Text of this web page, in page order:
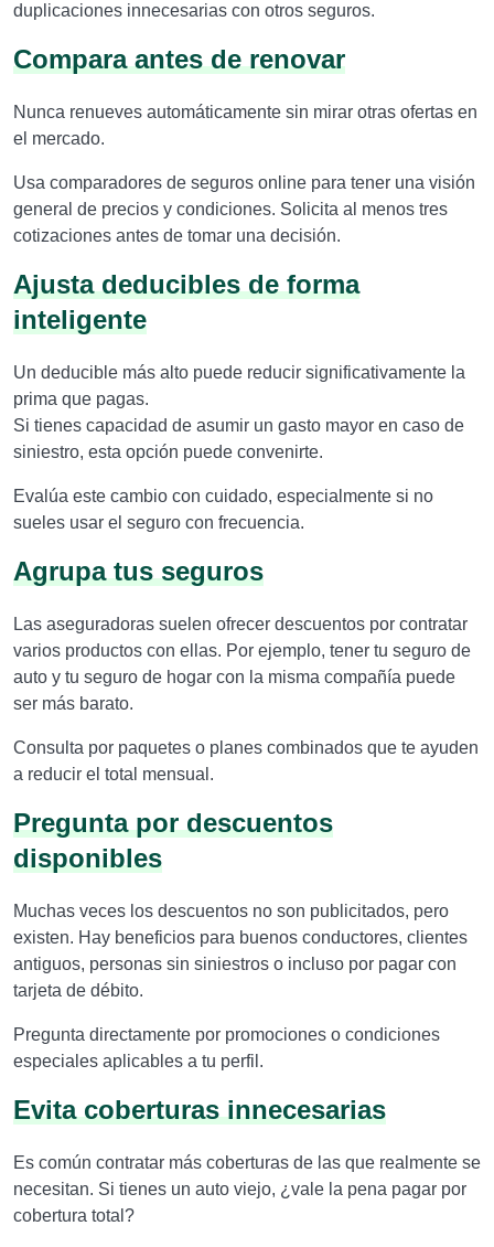
duplicaciones innecesarias con otros seguros.
Compara antes de renovar
Nunca renueves automáticamente sin mirar otras ofertas en
el mercado.
Usa comparadores de seguros online para tener una visión
general de precios y condiciones. Solicita al menos tres
cotizaciones antes de tomar una decisión.
Ajusta deducibles de forma
inteligente
Un deducible más alto puede reducir significativamente la
prima que pagas.
Si tienes capacidad de asumir un gasto mayor en caso de
siniestro, esta opción puede convenirte.
Evalúa este cambio con cuidado, especialmente si no
sueles usar el seguro con frecuencia.
Agrupa tus seguros
Las aseguradoras suelen ofrecer descuentos por contratar
varios productos con ellas. Por ejemplo, tener tu seguro de
auto y tu seguro de hogar con la misma compañía puede
ser más barato.
Consulta por paquetes o planes combinados que te ayuden
a reducir el total mensual.
Pregunta por descuentos
disponibles
Muchas veces los descuentos no son publicitados, pero
existen. Hay beneficios para buenos conductores, clientes
antiguos, personas sin siniestros o incluso por pagar con
tarjeta de débito.
Pregunta directamente por promociones o condiciones
especiales aplicables a tu perfil.
Evita coberturas innecesarias
Es común contratar más coberturas de las que realmente se
necesitan. Si tienes un auto viejo, ¿vale la pena pagar por
cobertura total?